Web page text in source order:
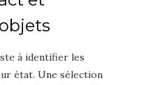
à identifier les
état. Une sélection